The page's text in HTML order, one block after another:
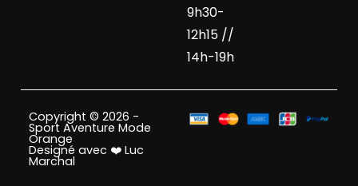
9h30-
12h15 //
14h-19h
Copyright © 2026 -
Sport Aventure Mode
Orange
Designé avec ❤️ Luc
Marchal